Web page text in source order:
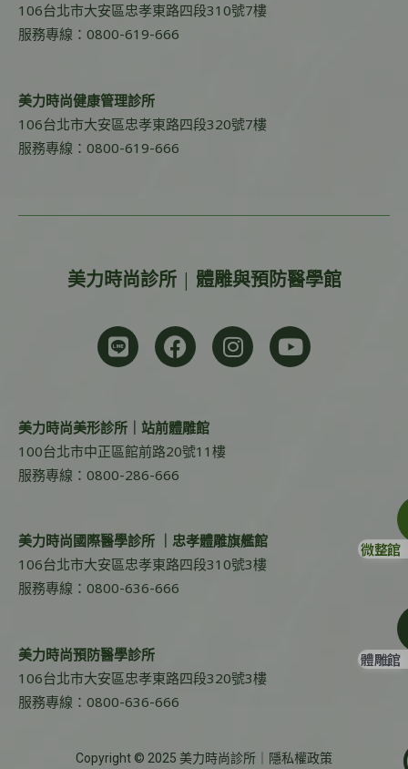
106台北市大安區忠孝東路四段310號7樓
服務專線：0800-619-666
美力時尚健康管理診所
106台北市大安區忠孝東路四段320號7樓
服務專線：0800-619-666
美力時尚診所 | 體雕與預防醫學館
美力時尚美形診所｜站前體雕館
100台北市中正區館前路20號11樓
服務專線：0800-286-666
美力時尚國際醫學診所 ｜忠孝體雕旗艦館
106台北市大安區忠孝東路四段310號3樓
服務專線：0800-636-666
美力時尚預防醫學診所
106台北市大安區忠孝東路四段320號3樓
服務專線：0800-636-666
Copyright © 2025 美力時尚診所｜ 隱私權政策
微整館
體雕館